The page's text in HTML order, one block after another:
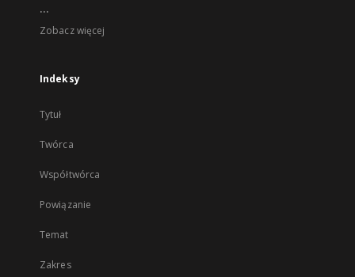
...
Zobacz więcej
Indeksy
Tytuł
Twórca
Współtwórca
Powiązanie
Temat
Zakres